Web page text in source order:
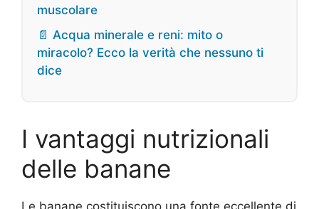
muscolare
📄 Acqua minerale e reni: mito o
miracolo? Ecco la verità che nessuno ti
dice
I vantaggi nutrizionali
delle banane
Le banane costituiscono una fonte eccellente di